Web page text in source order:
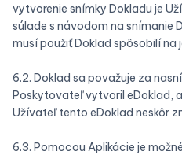
vytvorenie snímky Dokladu je
súlade s návodom na snímanie
musí použiť Doklad spôsobilí na
6.2. Doklad sa považuje za
Poskytovateľ vytvoril eDoklad,
Užívateľ tento eDoklad neskôr
6.3. Pomocou Aplikácie je